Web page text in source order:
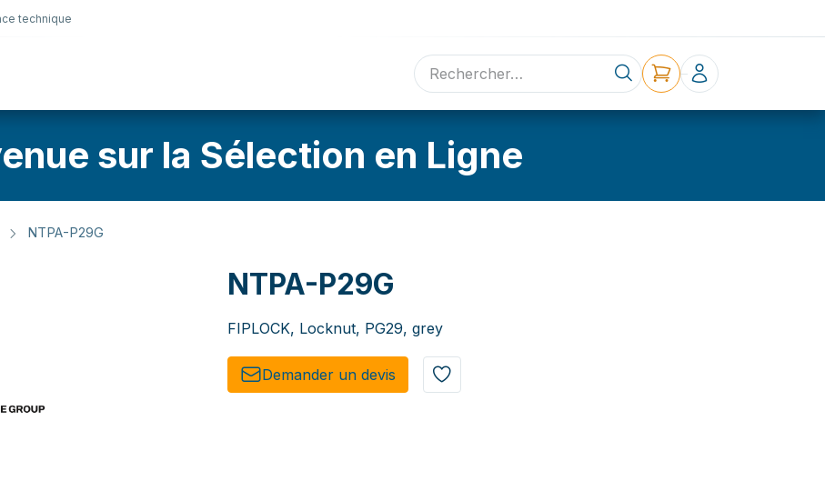
technique
Sélection en ligne Contact
sur la Sélection en Ligne
NTPA-P29G
NTPA-P29G
FIPLOCK, Locknut, PG29, grey
Demander un de​​vis​​